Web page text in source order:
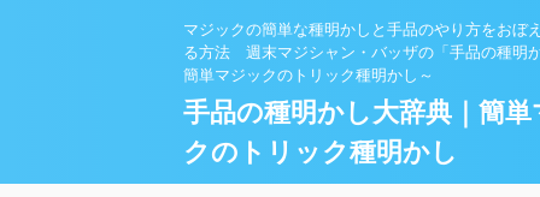
マジックの簡単な種明かしと手品のやり方をおぼ
る方法 週末マジシャン・バッザの「手品の種明
簡単マジックのトリック種明かし～
手品の種明かし大辞典｜簡
クのトリック種明かし